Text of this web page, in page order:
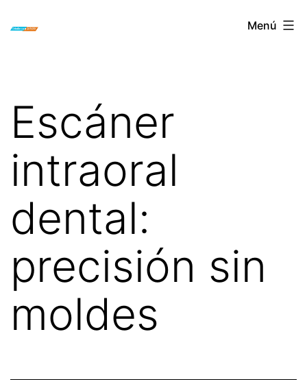
ORTODONCIA
Menú
Escáner
intraoral
dental:
precisión sin
moldes